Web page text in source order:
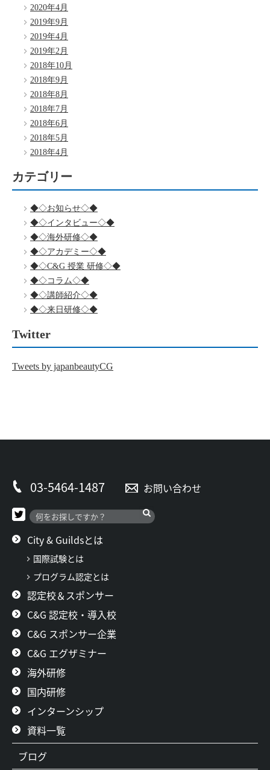
2020年4月
2019年9月
2019年4月
2019年2月
2018年10月
2018年9月
2018年8月
2018年7月
2018年6月
2018年5月
2018年4月
カテゴリー
◆◇お知らせ◇◆
◆◇インタビュー◇◆
◆◇海外研修◇◆
◆◇アカデミー◇◆
◆◇C&G 授業 研修◇◆
◆◇コラム◇◆
◆◇講師紹介◇◆
◆◇来日研修◇◆
Twitter
Tweets by japanbeautyCG
03-5464-1487 お問い合わせ
City & Guildsとは
国際試験とは
プログラム認定とは
認定校＆スポンサー
C&G 認定校・導入校
C&G スポンサー企業
C&G エグザミナー
海外研修
国内研修
インターンシップ
資料一覧
ブログ